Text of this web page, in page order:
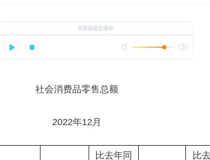
社会消费品零售总额
2022年12月
比去年同
比